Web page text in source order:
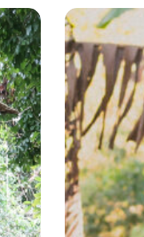
Gente
de
Fibra
–
Cocreando
el
Futuro